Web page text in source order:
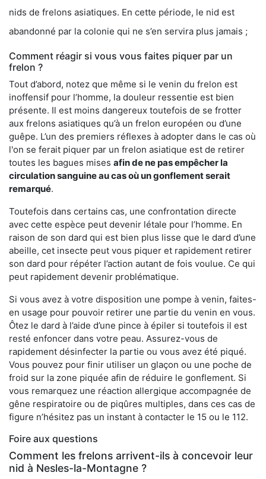
nids de frelons asiatiques. En cette période, le nid est
abandonné par la colonie qui ne s’en servira plus jamais ;
Comment réagir si vous vous faites piquer par un
frelon ?
Tout d’abord, notez que même si le venin du frelon est
inoffensif pour l’homme, la douleur ressentie est bien
présente. Il est moins dangereux toutefois de se frotter
aux frelons asiatiques qu’à un frelon européen ou d’une
guêpe. L’un des premiers réflexes à adopter dans le cas où
l'on se ferait piquer par un frelon asiatique est de retirer
toutes les bagues mises afin de ne pas empêcher la
circulation sanguine au cas où un gonflement serait
remarqué.
Toutefois dans certains cas, une confrontation directe
avec cette espèce peut devenir létale pour l’homme. En
raison de son dard qui est bien plus lisse que le dard d’une
abeille, cet insecte peut vous piquer et rapidement retirer
son dard pour répéter l’action autant de fois voulue. Ce qui
peut rapidement devenir problématique.
Si vous avez à votre disposition une pompe à venin, faites-
en usage pour pouvoir retirer une partie du venin en vous.
Ôtez le dard à l’aide d’une pince à épiler si toutefois il est
resté enfoncer dans votre peau. Assurez-vous de
rapidement désinfecter la partie ou vous avez été piqué.
Vous pouvez pour finir utiliser un glaçon ou une poche de
froid sur la zone piquée afin de réduire le gonflement. Si
vous remarquez une réaction allergique accompagnée de
gêne respiratoire ou de piqûres multiples, dans ces cas de
figure n’hésitez pas un instant à contacter le 15 ou le 112.
Foire aux questions
Comment les frelons arrivent-ils à concevoir leur
nid à Nesles-la-Montagne ?